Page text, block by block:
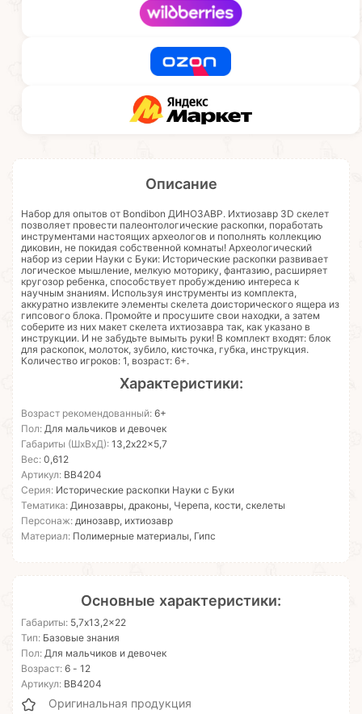
Описание
Набор для опытов от Bondibon ДИНОЗАВР. Ихтиозавр 3D скелет
позволяет провести палеонтологические раскопки, поработать
инструментами настоящих археологов и пополнять коллекцию
диковин, не покидая собственной комнаты! Археологический
набор из серии Науки с Буки: Исторические раскопки развивает
логическое мышление, мелкую моторику, фантазию, расширяет
кругозор ребенка, способствует пробуждению интереса к
научным знаниям. Используя инструменты из комплекта,
аккуратно извлеките элементы скелета доисторического ящера из
гипсового блока. Промойте и просушите свои находки, а затем
соберите из них макет скелета ихтиозавра так, как указано в
инструкции. И не забудьте вымыть руки! В комплект входят: блок
для раскопок, молоток, зубило, кисточка, губка, инструкция.
Количество игроков: 1, возраст: 6+.
Характеристики:
Возраст рекомендованный: 6+
Пол: Для мальчиков и девочек
Габариты (ШхВхД): 13,2x22x5,7
Вес: 0,612
Артикул: ВВ4204
Серия: Исторические раскопки Науки с Буки
Тематика: Динозавры, драконы, Черепа, кости, скелеты
Персонаж: динозавр, ихтиозавр
Материал: Полимерные материалы, Гипс
Основные характеристики:
Габариты: 5,7x13,2x22
Тип: Базовые знания
Пол: Для мальчиков и девочек
Возраст: 6 - 12
Артикул: ВВ4204
Оригинальная продукция